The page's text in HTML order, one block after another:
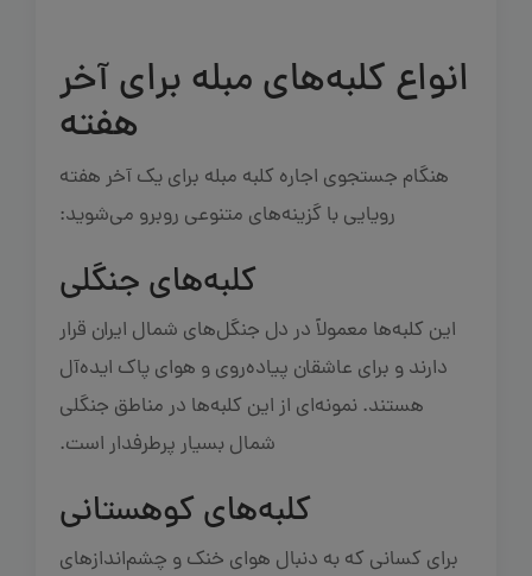
انواع کلبه‌های مبله برای آخر
هفته
هنگام جستجوی اجاره کلبه مبله برای یک آخر هفته
رویایی با گزینه‌های متنوعی روبرو می‌شوید:
کلبه‌های جنگلی
این کلبه‌ها معمولاً در دل جنگل‌های شمال ایران قرار
دارند و برای عاشقان پیاده‌روی و هوای پاک ایده‌آل
هستند. نمونه‌ای از این کلبه‌ها در مناطق جنگلی
شمال بسیار پرطرفدار است.
کلبه‌های کوهستانی
برای کسانی که به دنبال هوای خنک و چشم‌اندازهای